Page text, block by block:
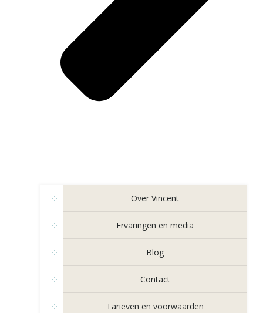
Over Vincent
Ervaringen en media
Blog
Contact
Tarieven en voorwaarden